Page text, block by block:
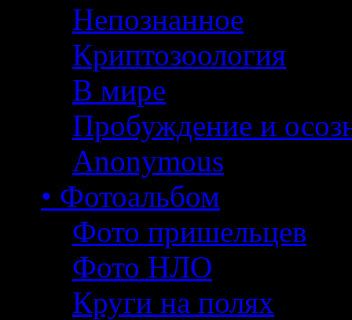
Непознанное
Криптозоология
В мире
Пробуждение и
Anonymous
• Фотоальбом
Фото пришельцев
Фото НЛО
Круги на полях